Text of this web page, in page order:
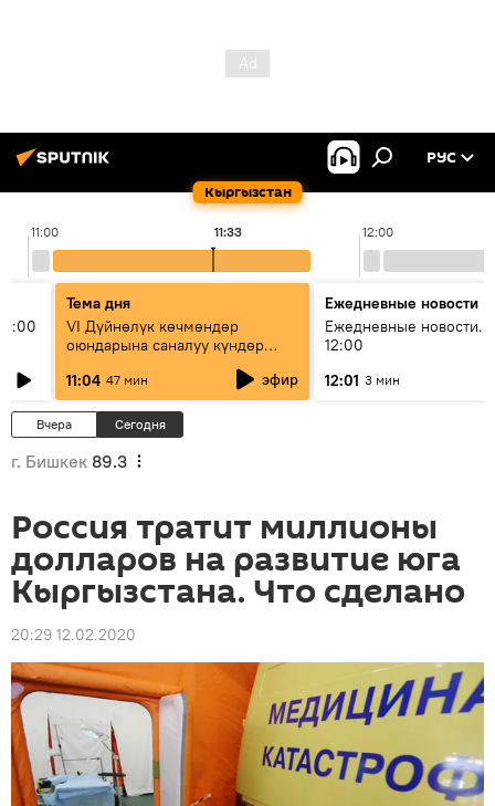
Кыргызстан
РУС
11:00 12:00
11:33
Тема дня
VI Дүйнөлүк көчмөндөр
оюндарына саналуу күндөр
калды: даярдык иштери кайсы
этапка жетти?
11:04 47 мин эфир
Ежедневные новости
Ежедневные новости.
12:00
12:01 3 мин
Вчера Сегодня
г. Бишкек 89.3
Россия тратит миллионы
долларов на развитие юга
Кыргызстана. Что сделано
20:29 12.02.2020